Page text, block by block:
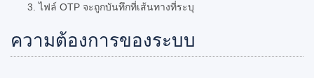
ไฟล์ OTP จะถูกบันทึกที่เส้นทางที่ระบุ
ความต้องการของระบบ